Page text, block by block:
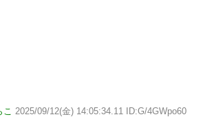
こ 2025/09/12(金) 14:05:34.11 ID:G/4GWpo60